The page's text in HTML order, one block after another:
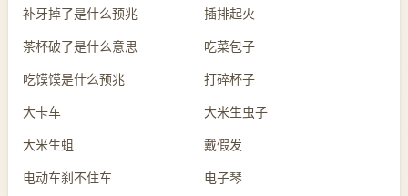
补牙掉了是什么预兆 插排起火
茶杯破了是什么意思 吃菜包子
吃馍馍是什么预兆 打碎杯子
大卡车 大米生虫子
大米生蛆 戴假发
电动车刹不住车 电子琴